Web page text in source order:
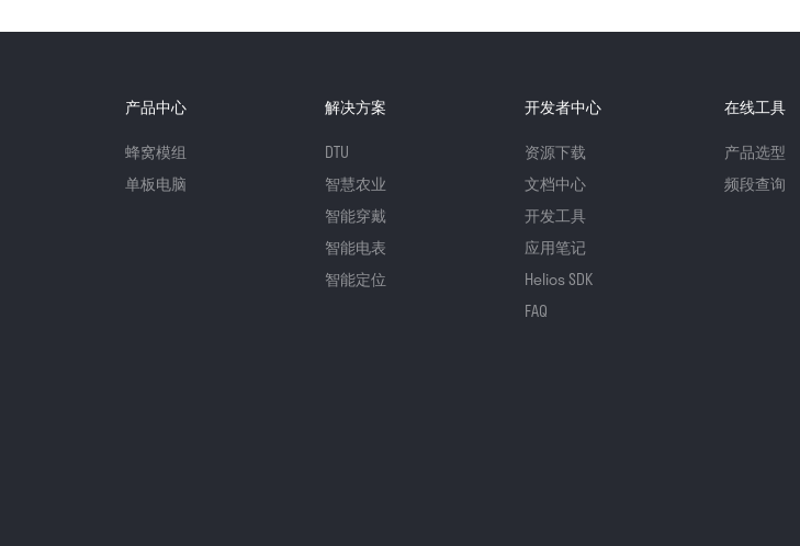
产品中心
蜂窝模组
单板电脑
解决方案
DTU
智慧农业
智能穿戴
智能电表
智能定位
开发者中心
资源下载
文档中心
开发工具
应用笔记
Helios SDK
FAQ
在线工具
产品选型
频段查询